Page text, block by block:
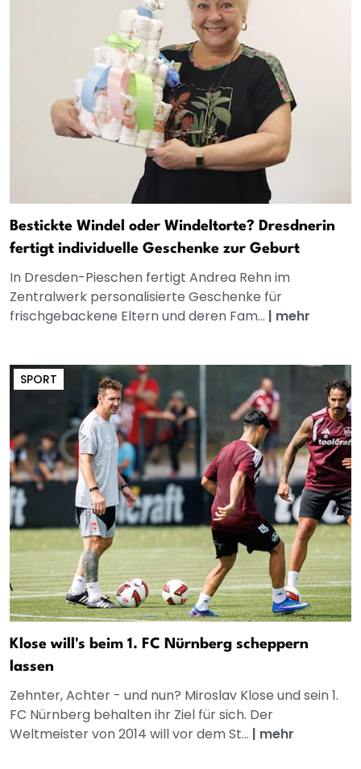
Bestickte Windel oder Windeltorte? Dresdnerin
fertigt individuelle Geschenke zur Geburt
In Dresden-Pieschen fertigt Andrea Rehn im
Zentralwerk personalisierte Geschenke für
frischgebackene Eltern und deren Fam... | mehr
SPORT
Klose will's beim 1. FC Nürnberg scheppern
lassen
Zehnter, Achter - und nun? Miroslav Klose und sein 1.
FC Nürnberg behalten ihr Ziel für sich. Der
Weltmeister von 2014 will vor dem St... | mehr